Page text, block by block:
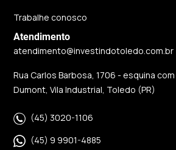
Trabalhe conosco
Atendimento
atendimento@investindotoledo.com.br
Rua Carlos Barbosa, 1706 - esquina
Dumont, Vila Industrial, Toledo (PR)
(45) 3020-1106
(45) 9 9901-4885